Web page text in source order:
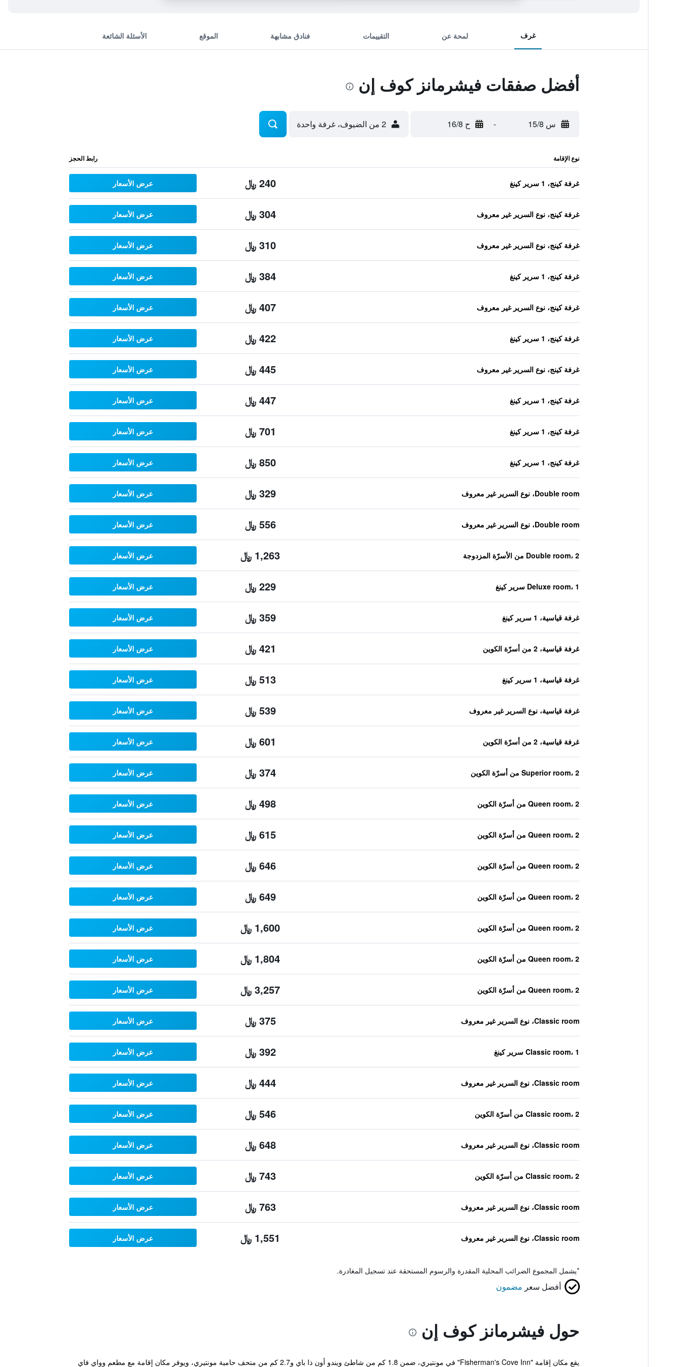
غرف لمحة عن التقييمات فنادق مشابهة الموقع الأسئلة الشائعة
أفضل صفقات فيشرمانز كوف إن
س 15/8 - ح 16/8 2 من الضيوف، غرفة واحدة
نوع الإقامة رابط الحجز
غرفة كينج، 1 سرير كينغ 240 ﷼ عرض الأسعار
غرفة كينج، نوع السرير غير معروف 304 ﷼ عرض الأسعار
غرفة كينج، نوع السرير غير معروف 310 ﷼ عرض الأسعار
غرفة كينج، 1 سرير كينغ 384 ﷼ عرض الأسعار
غرفة كينج، نوع السرير غير معروف 407 ﷼ عرض الأسعار
غرفة كينج، 1 سرير كينغ 422 ﷼ عرض الأسعار
غرفة كينج، نوع السرير غير معروف 445 ﷼ عرض الأسعار
غرفة كينج، 1 سرير كينغ 447 ﷼ عرض الأسعار
غرفة كينج، 1 سرير كينغ 701 ﷼ عرض الأسعار
غرفة كينج، 1 سرير كينغ 850 ﷼ عرض الأسعار
Double room، نوع السرير غير معروف 329 ﷼ عرض الأسعار
Double room، نوع السرير غير معروف 556 ﷼ عرض الأسعار
Double room، 2 من الأسرّة المزدوجة 1,263 ﷼ عرض الأسعار
Deluxe room، 1 سرير كينغ 229 ﷼ عرض الأسعار
غرفة قياسية، 1 سرير كينغ 359 ﷼ عرض الأسعار
غرفة قياسية، 2 من أسرّة الكوين 421 ﷼ عرض الأسعار
غرفة قياسية، 1 سرير كينغ 513 ﷼ عرض الأسعار
غرفة قياسية، نوع السرير غير معروف 539 ﷼ عرض الأسعار
غرفة قياسية، 2 من أسرّة الكوين 601 ﷼ عرض الأسعار
Superior room، 2 من أسرّة الكوين 374 ﷼ عرض الأسعار
Queen room، 2 من أسرّة الكوين 498 ﷼ عرض الأسعار
Queen room، 2 من أسرّة الكوين 615 ﷼ عرض الأسعار
Queen room، 2 من أسرّة الكوين 646 ﷼ عرض الأسعار
Queen room، 2 من أسرّة الكوين 649 ﷼ عرض الأسعار
Queen room، 2 من أسرّة الكوين 1,600 ﷼ عرض الأسعار
Queen room، 2 من أسرّة الكوين 1,804 ﷼ عرض الأسعار
Queen room، 2 من أسرّة الكوين 3,257 ﷼ عرض الأسعار
Classic room، نوع السرير غير معروف 375 ﷼ عرض الأسعار
Classic room، 1 سرير كينغ 392 ﷼ عرض الأسعار
Classic room، نوع السرير غير معروف 444 ﷼ عرض الأسعار
Classic room، 2 من أسرّة الكوين 546 ﷼ عرض الأسعار
Classic room، نوع السرير غير معروف 648 ﷼ عرض الأسعار
Classic room، 2 من أسرّة الكوين 743 ﷼ عرض الأسعار
Classic room، نوع السرير غير معروف 763 ﷼ عرض الأسعار
Classic room، نوع السرير غير معروف 1,551 ﷼ عرض الأسعار
*يشمل المجموع الضرائب المحلية المقدرة والرسوم المستحقة عند تسجيل المغادرة.
أفضل سعر مضمون
حول فيشرمانز كوف إن
يقع مكان إقامة "Fisherman's Cove Inn" في مونتيري، ضمن 1.8 كم من شاطئ ويندو أون ذا باي و2.7 كم من متحف حامية مونتيري، ويوفر مكان إقامة مع مطعم وواي فاي